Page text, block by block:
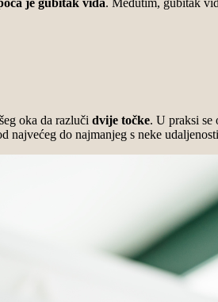
je gubitak vida. Međutim, gubitak
oka da razluči dvije točke. U praksi se
najvećeg do najmanjeg s neke